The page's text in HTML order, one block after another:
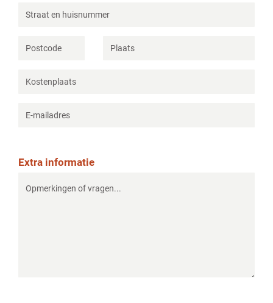
Extra informatie